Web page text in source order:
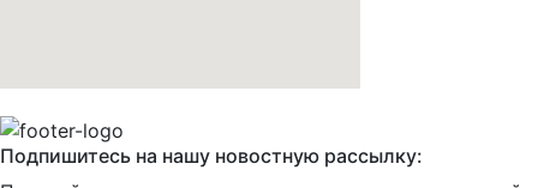
Подпишитесь на нашу новостную рассылку: